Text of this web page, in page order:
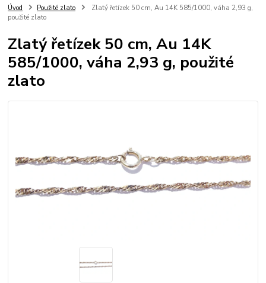
Úvod Použité zlato
Zlatý řetízek 50 cm, Au 14K 585/1000, váha 2,93 g,
použité zlato
Zlatý řetízek 50 cm, Au 14K
585/1000, váha 2,93 g, použité
zlato